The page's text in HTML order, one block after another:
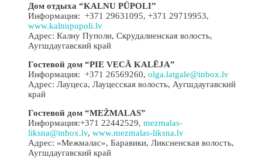
Дом отдыха “KALNU PŪPOLI”
Информация: +371 29631095, +371 29719953,
www.kalnupupoli.lv
Адрес: Калну Пуполи, Скрудалиенская волость,
Аугшдаугавский край
Гостевой дом “PIE VECĀ KALĒJA”
Информация: +371 26569260, olga.latgale@inbox.lv
Адрес: Лауцеса, Лауцесская волость, Аугшдаугавский
край
Гостевой дом “MEŽMALAS”
Информация:+371 22442529, mezmalas-
liksna@inbox.lv, www.mezmalas-liksna.lv
Адрес: «Межмалас», Баравики, Ликсненская волость,
Аугшдаугавский край